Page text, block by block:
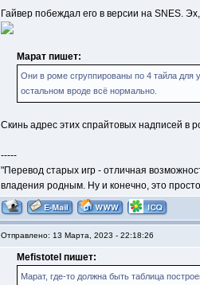
Гайвер побеждал его в версии на SNES.
Марат пишет:
Они в роме сгруппированы по 4 тайла для
остальном вроде всё нормально.
Скинь адрес этих спрайтовых надписей в
-----
"Перевод старых игр - отличная
владения родным. Ну и конечно, это
Отправлено: 13 Марта, 2023 - 22:18:26
Mefistotel пишет:
Марат, где-то должна быть таблица